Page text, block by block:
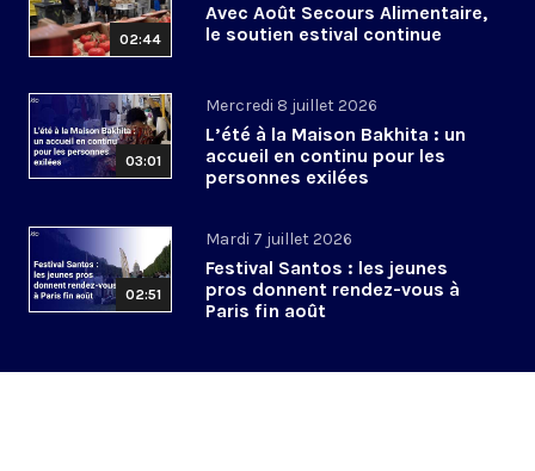
02:44
Avec Août Secours Alimentaire,
le soutien estival continue
03:01
Mercredi 8 juillet 2026
L’été à la Maison Bakhita : un
accueil en continu pour les
personnes exilées
02:51
Mardi 7 juillet 2026
Festival Santos : les jeunes
pros donnent rendez-vous à
Paris fin août